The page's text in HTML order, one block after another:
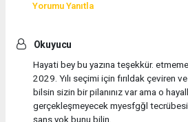
Yorumu Yanıtla
Okuyucu
Hayati bey bu yazına teşekkür.
2029. Yılı seçimi için fırıldak çeviren
bilsin sizin bir pilanınız var ama o
gerçekleşmeyecek myesfgğl
şans yok bunu bilin,